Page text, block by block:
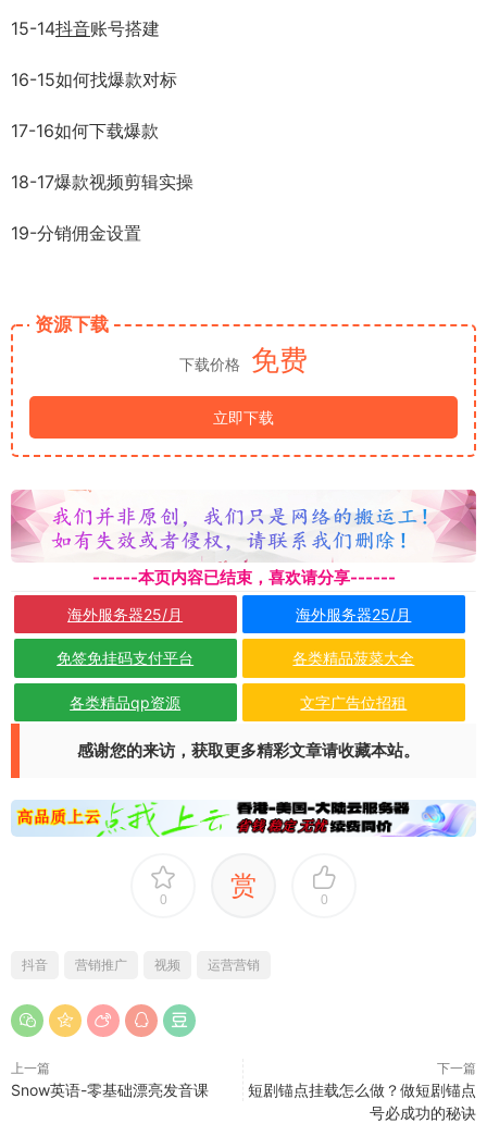
15-14抖音账号搭建
16-15如何找爆款对标
17-16如何下载爆款
18-17爆款视频剪辑实操
19-分销佣金设置
资源下载
下载价格 免费
立即下载
------本页内容已结束，喜欢请分享------
海外服务器25/月 海外服务器25/月
免签免挂码支付平台 各类精品菠菜大全
各类精品qp资源 文字广告位招租
感谢您的来访，获取更多精彩文章请收藏本站。
0 赏 0
抖音 营销推广 视频 运营营销
上一篇
Snow英语-零基础漂亮发音课
下一篇
短剧锚点挂载怎么做？做短剧锚点
号必成功的秘诀